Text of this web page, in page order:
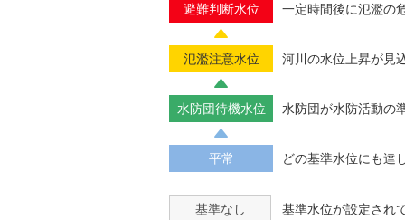
避難判断水位 一定時間後に氾濫の
氾濫注意水位 河川の水位上昇が見
水防団待機水位 水防団が水防活動の
平常 どの基準水位にも達
基準なし 基準水位が設定され